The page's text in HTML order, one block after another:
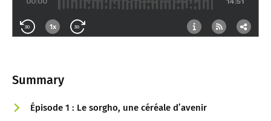
Summary
Épisode 1 : Le sorgho, une céréale d’avenir